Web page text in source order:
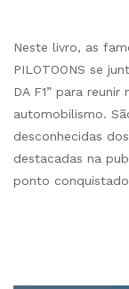
Neste livro, as
PILOTOONS se
DA F1” para
automobilismo.
desconhecidas
destacadas na
ponto